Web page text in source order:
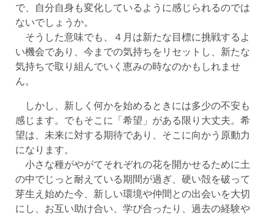
で、自分自身も変化しているように感じられるのでは
ないでしょうか。
そうした意味でも、４月は新たな目標に挑戦するよ
い機会であり、今までの気持ちをリセットし、新たな
気持ちで取り組んでいく恵みの時なのかもしれませ
ん。
しかし、新しく何かを始めるときには多少の不安も
感じます。でもそこに「希望」がある限り大丈夫。希
望は、未来に対する期待であり、そこに向かう原動力
になります。
小さな種がやがてそれぞれの花を開かせるために土
の中でじっと耐えている期間が過ぎ、硬い殻を破って
芽生え始めた今、新しい環境や仲間との出会いを大切
にし、お互い助け合い、学び合ったり、過去の経験や